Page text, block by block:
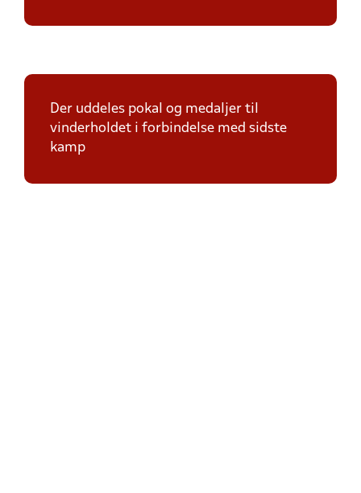
Der uddeles pokal og medaljer til
vinderholdet i forbindelse med sidste
kamp